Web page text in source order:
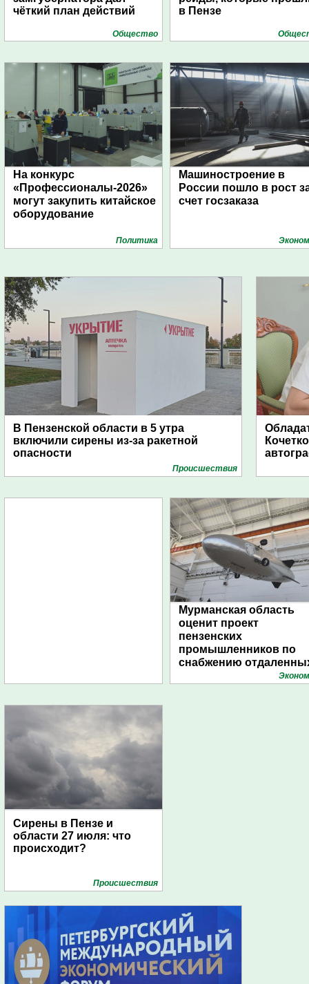
чёткий план действий
Общество
в Пензе
На конкурс
«Профессионалы-2026»
могут закупить китайское
оборудование
Политика
Машиностроение в
России пошло в рост
счет госзаказа
В Пензенской области в 5 утра
включили сирены из-за ракетной
опасности
Проиcшествия
Мурманская область
оценит проект
пензенских
промышленников по
снабжению
поселений с помощью
Сирены в Пензе и
области 27 июля: что
происходит?
Проиcшествия